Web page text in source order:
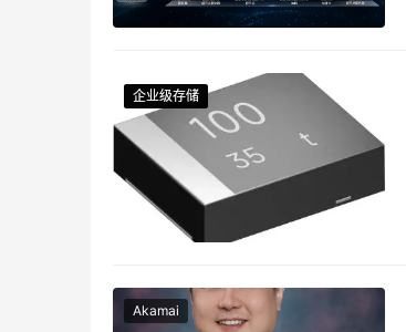
企业级存储
企业级存储
企业级存储
企业级存储
Akamai